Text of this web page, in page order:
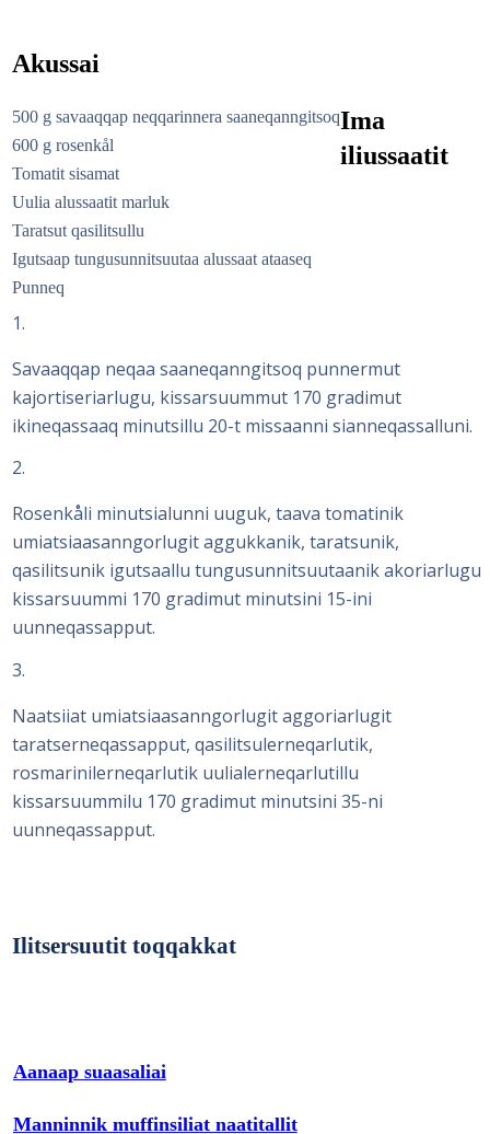
Akussai
500 g savaaqqap neqqarinnera saaneqanngitsoq
600 g rosenkål
Tomatit sisamat
Uulia alussaatit marluk
Taratsut qasilitsullu
Igutsaap tungusunnitsuutaa alussaat ataaseq
Punneq
Ima
iliussaatit
1
Savaaqqap neqaa saaneqanngitsoq punnermut
kajortiseriarlugu, kissarsuummut 170 gradimut
ikineqassaaq minutsillu 20-t missaanni sianneqassalluni.
2
Rosenkåli minutsialunni uuguk, taava tomatinik
umiatsiaasanngorlugit aggukkanik, taratsunik,
qasilitsunik igutsaallu tungusunnitsuutaanik akoriarlugu
kissarsuummi 170 gradimut minutsini 15-ini
uunneqassapput.
3
Naatsiiat umiatsiaasanngorlugit aggoriarlugit
taratserneqassapput, qasilitsulerneqarlutik,
rosmarinilerneqarlutik uulialerneqarlutillu
kissarsuummilu 170 gradimut minutsini 35-ni
uunneqassapput.
Ilitsersuutit toqqakkat
Aanaap suaasaliai
Manninnik muffinsiliat naatitallit